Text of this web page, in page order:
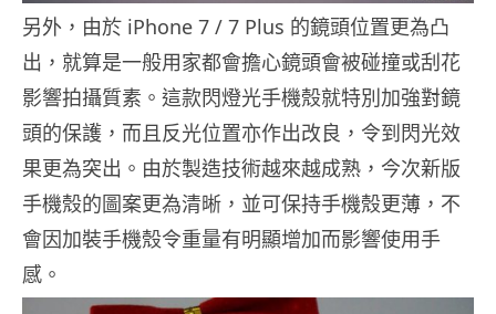
另外，由於 iPhone 7 / 7 Plus 的鏡頭位置更為凸
出，就算是一般用家都會擔心鏡頭會被碰撞或刮花
影響拍攝質素。這款閃燈光手機殼就特別加強對鏡
頭的保護，而且反光位置亦作出改良，令到閃光效
果更為突出。由於製造技術越來越成熟，今次新版
手機殼的圖案更為清晰，並可保持手機殼更薄，不
會因加裝手機殼令重量有明顯增加而影響使用手
感。